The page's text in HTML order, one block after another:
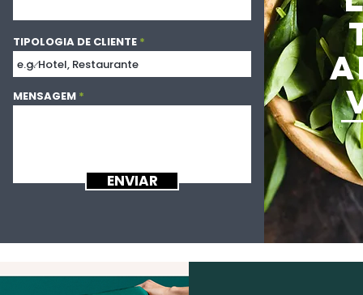
TIPOLOGIA DE CLIENTE
MENSAGEM
ENVIAR